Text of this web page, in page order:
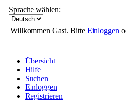
Sprache wählen:
Willkommen Gast. Bitte Einloggen
Übersicht
Hilfe
Suchen
Einloggen
Registrieren